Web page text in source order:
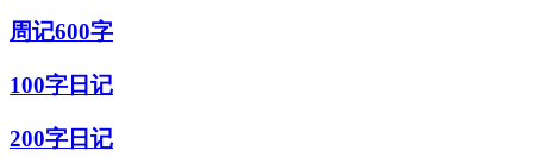
周记600字
100字日记
200字日记